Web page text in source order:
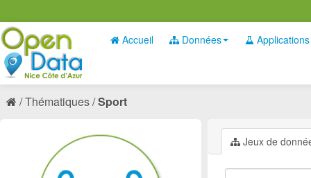
Accueil Données Applications
Thématiques Sport
Jeux de